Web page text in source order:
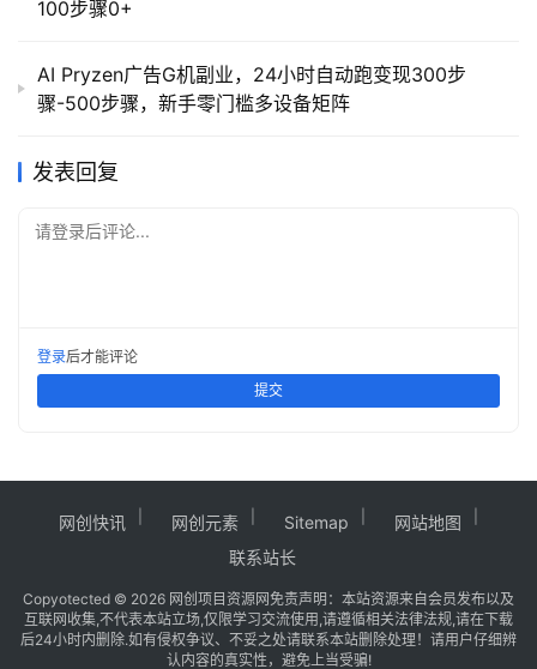
100步骤0+
AI Pryzen广告G机副业，24小时自动跑变现300步
骤-500步骤，新手零门槛多设备矩阵
发表回复
请登录后评论...
登录后才能评论
提交
网创快讯 网创元素 Sitemap
网站地图
联系站长
Copyotected © 2026 网创项目资源网 免责声明：本站资源来自会员发布以及
互联网收集,不代表本站立场,仅限学习交流使用,请遵循相关法律法规,请在下载
后24小时内删除.如有侵权争议、不妥之处请联系本站删除处理！请用户仔细辨
认内容的真实性，避免上当受骗!